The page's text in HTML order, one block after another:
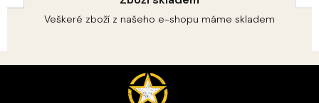
p
i
Veškeré zboží z našeho e-shopu máme skladem